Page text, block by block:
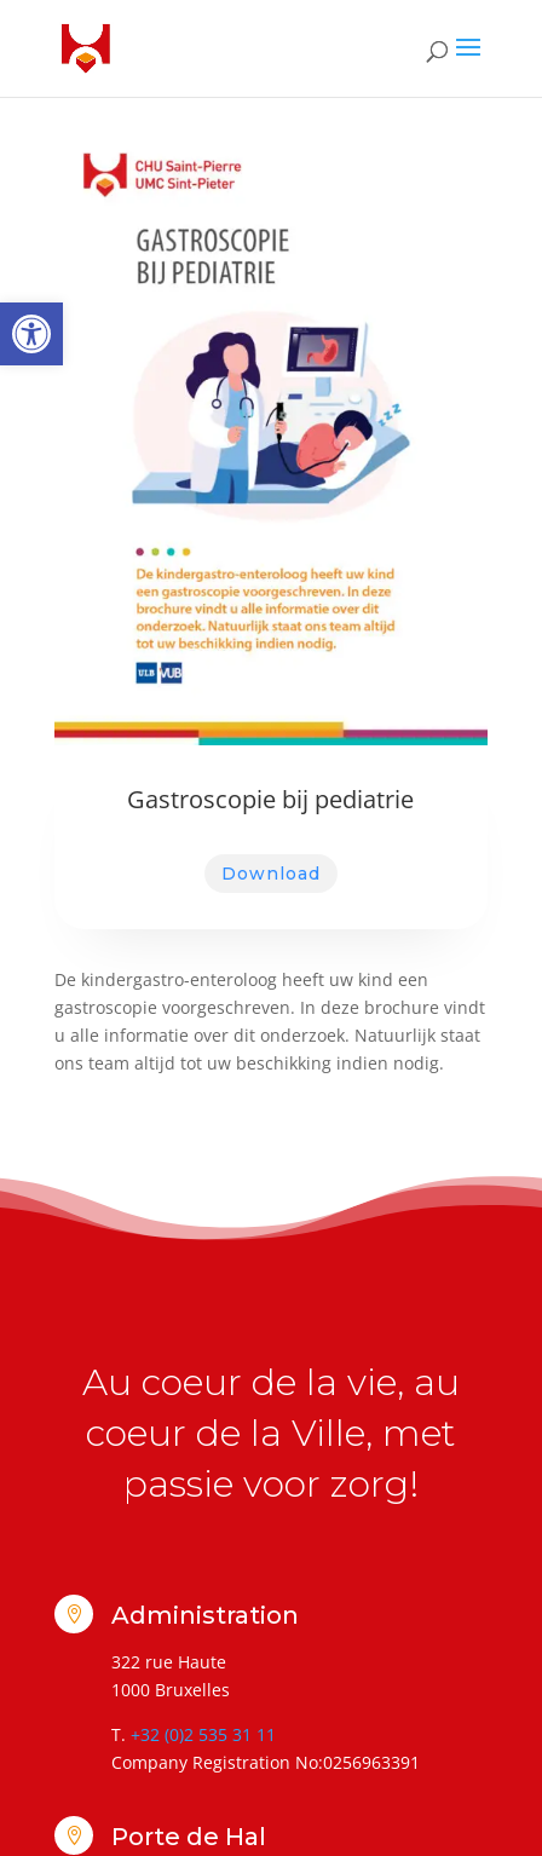
Open toolbar
Gastroscopie bij pediatrie
Download
De kindergastro-enteroloog heeft uw kind een
gastroscopie voorgeschreven. In deze brochure vindt
u alle informatie over dit onderzoek. Natuurlijk staat
ons team altijd tot uw beschikking indien nodig.
Au coeur de la vie, au
coeur de la Ville, met
passie voor zorg!
 Administration
322 rue Haute
1000 Bruxelles
T. +32 (0)2 535 31 11
Company Registration No:0256963391
 Porte de Hal